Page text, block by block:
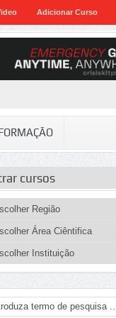
Adicionar Curso
cursos